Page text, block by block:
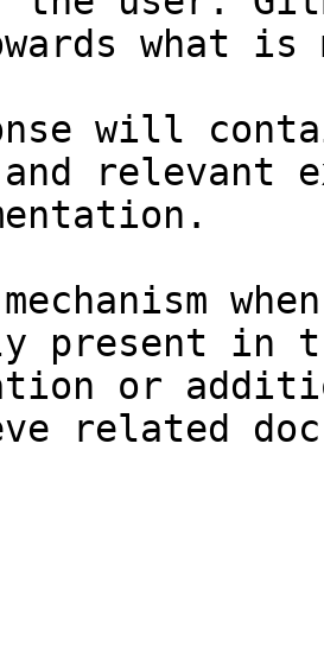
what
will
relevant
present in
or